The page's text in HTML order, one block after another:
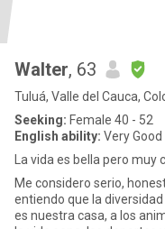
Walter, 63
Tuluá, Valle del Cauca,
Seeking: Female 40 - 52
English ability: Very Good
La vida es bella pero muy
Me considero serio,
entiendo que la
es nuestra casa, a los animales las mujeres y los niños, Me gusta